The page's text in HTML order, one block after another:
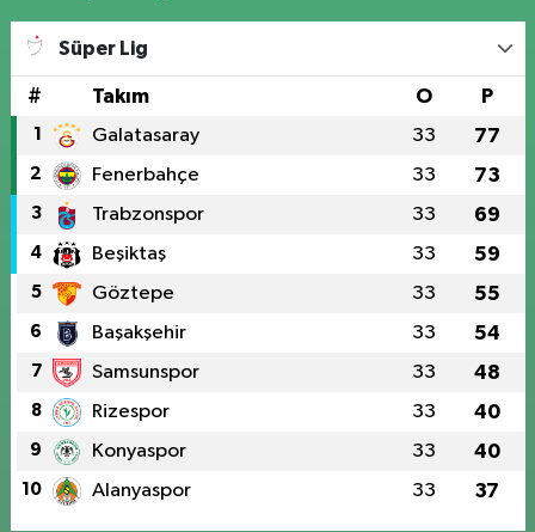
Süper Lig
# Takım O P
1 Galatasaray 33 77
2 Fenerbahçe 33 73
3 Trabzonspor 33 69
4 Beşiktaş 33 59
5 Göztepe 33 55
6 Başakşehir 33 54
7 Samsunspor 33 48
8 Rizespor 33 40
9 Konyaspor 33 40
10 Alanyaspor 33 37